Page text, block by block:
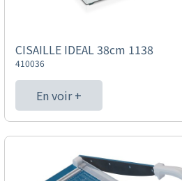
CISAILLE IDEAL 38cm 1138
410036
En voir +